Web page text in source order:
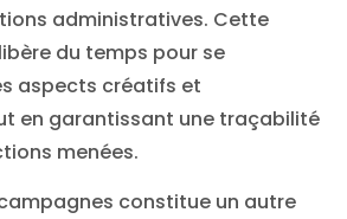
administratives. Cette
du temps pour se
aspects créatifs et
en garantissant une traçabilité
menées.
constitue un autre